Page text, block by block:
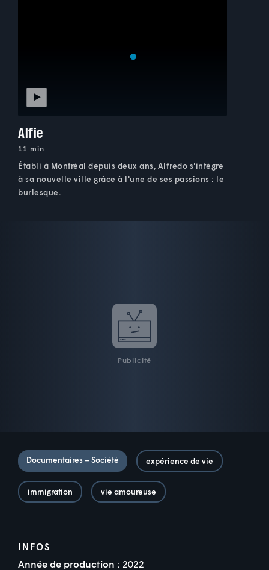
Alfie
11 min
Établi à Montréal depuis deux ans, Alfredo s'intègre
à sa nouvelle ville grâce à l'une de ses passions : le
burlesque.
Publicité
Documentaires – Société expérience de vie
immigration vie amoureuse
INFOS
Année de production : 2022